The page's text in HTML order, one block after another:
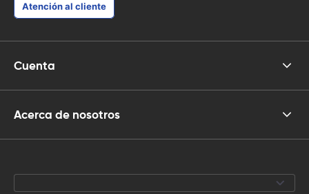
Atención al cliente
Cuenta
Acerca de nosotros